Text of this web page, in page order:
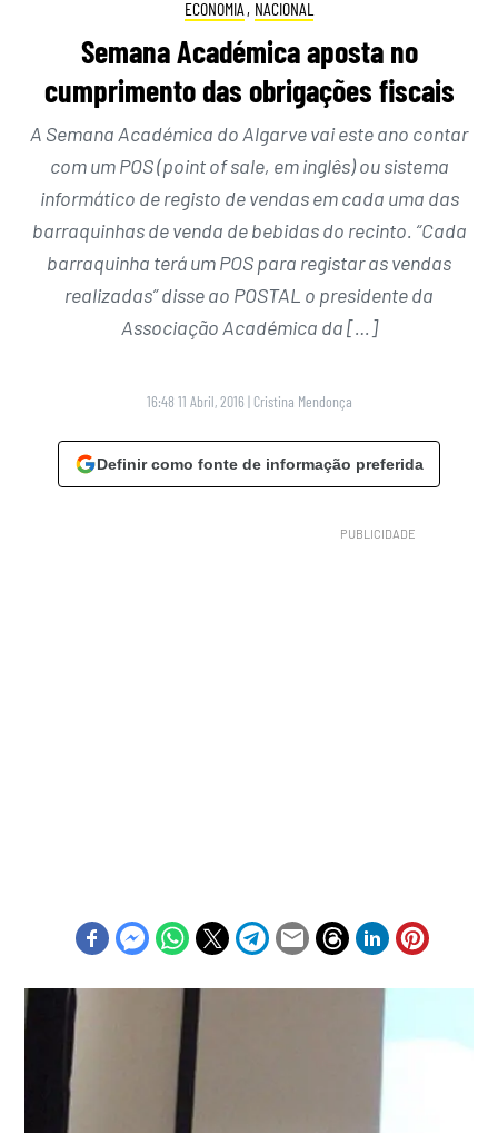
ECONOMIA , NACIONAL
Semana Académica aposta no
cumprimento das obrigações fiscais
A Semana Académica do Algarve vai este ano contar
com um POS (point of sale, em inglês) ou sistema
informático de registo de vendas em cada uma das
barraquinhas de venda de bebidas do recinto. “Cada
barraquinha terá um POS para registar as vendas
realizadas” disse ao POSTAL o presidente da
Associação Académica da […]
16:48 11 Abril, 2016 | Cristina Mendonça
Definir como fonte de informação preferida